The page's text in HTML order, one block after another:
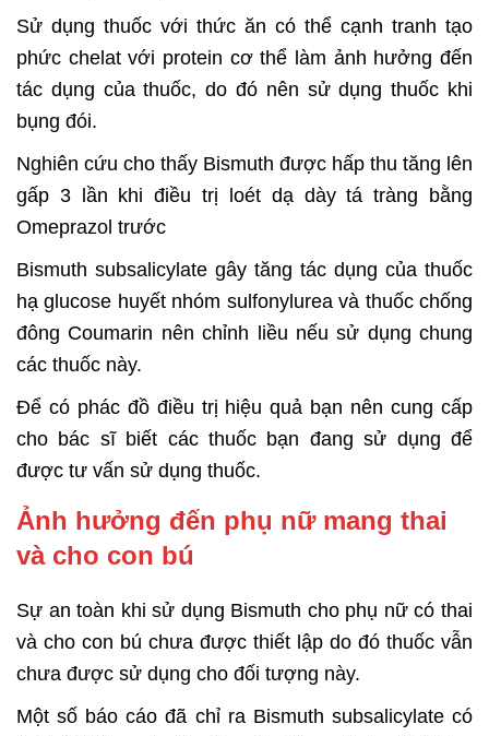
Sử dụng thuốc với thức ăn có thể cạnh tranh tạo
phức chelat với protein cơ thể làm ảnh hưởng đến
tác dụng của thuốc, do đó nên sử dụng thuốc khi
bụng đói.
Nghiên cứu cho thấy Bismuth được hấp thu tăng lên
gấp 3 lần khi điều trị loét dạ dày tá tràng bằng
Omeprazol trước
Bismuth subsalicylate gây tăng tác dụng của thuốc
hạ glucose huyết nhóm sulfonylurea và thuốc chống
đông Coumarin nên chỉnh liều nếu sử dụng chung
các thuốc này.
Để có phác đồ điều trị hiệu quả bạn nên cung cấp
cho bác sĩ biết các thuốc bạn đang sử dụng để
được tư vấn sử dụng thuốc.
Ảnh hưởng đến phụ nữ mang thai
và cho con bú
Sự an toàn khi sử dụng Bismuth cho phụ nữ có thai
và cho con bú chưa được thiết lập do đó thuốc vẫn
chưa được sử dụng cho đối tượng này.
Một số báo cáo đã chỉ ra Bismuth subsalicylate có